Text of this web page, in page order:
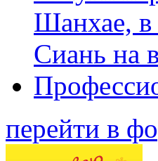
Шанхае,
Сиань на
перейти в